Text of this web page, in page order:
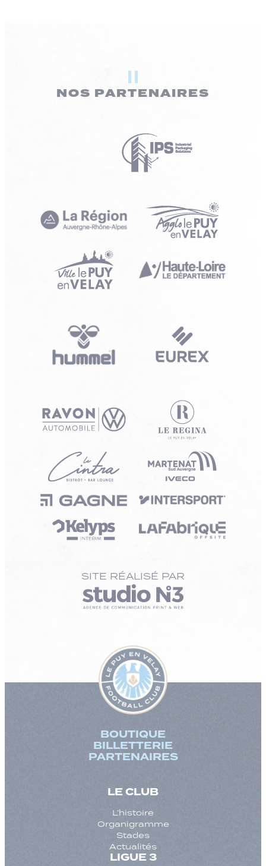
NOS PARTENAIRES
SITE RÉALISÉ PAR
BOUTIQUE
BILLETTERIE
PARTENAIRES
LE CLUB
L’histoire
Organigramme
Stades
Actualités
LIGUE 3